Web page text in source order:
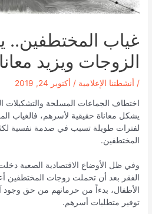
غياب المختطفين..
الزوجات ويزيد
/ أنشطتنا الإعلامية / أكتوبر 24, 2019
اختطاف الجماعات المسلحة والتشكيلات
يشكل معاناة حقيقية لأسرهم، فالغياب
لفترات طويلة تسبب في صدمة نفسية
المختطفين.
وفي ظل الأوضاع الاقتصادية الصعبة
الفقر بعد أن تحملت زوجات المختطفين
الأطفال، بدءاً من حرمانهم من حق وجود
توفير متطلبات أسرهم.